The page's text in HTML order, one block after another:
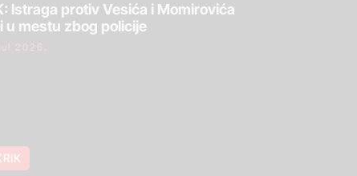
Istraga protiv Vesića i Momirovića
u mestu zbog policije
2026.